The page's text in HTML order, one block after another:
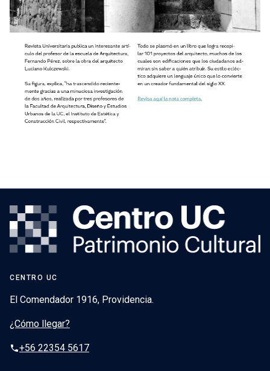
CENTRO UC
El Comendador 1916, Providencia.
¿Cómo llegar?
phone+56 22354 5617